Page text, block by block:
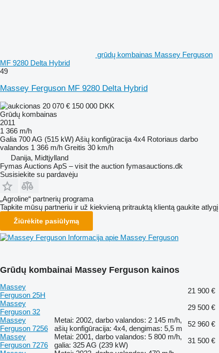
grūdų kombainas Massey Ferguson
MF 9280 Delta Hybrid
49
Massey Ferguson MF 9280 Delta Hybrid
20 070 € 150 000 DKK
Grūdų kombainas
2011
1 366 m/h
Galia 700 AG (515 kW) Ašių konfigūracija 4x4 Rotoriaus darbo
valandos 1 366 m/h Greitis 30 km/h
Danija, Midtjylland
Fymas Auctions ApS – visit the auction fymasauctions.dk
Susisiekite su pardavėju
„Agroline“ partnerių programa
Tapkite mūsų partneriu ir už kiekvieną pritrauktą klientą gaukite atlygį
Žiūrėkite pasiūlymą
Informacija apie Massey Ferguson
Grūdų kombainai Massey Ferguson kainos
Massey
Ferguson 25H
21 900 €
Massey
Ferguson 32
29 500 €
Massey
Ferguson 7256
Metai: 2002, darbo valandos: 2 145 m/h,
ašių konfigūracija: 4x4, dengimas: 5,5 m
52 960 €
Massey
Ferguson 7276
Metai: 2001, darbo valandos: 5 800 m/h,
galia: 325 AG (239 kW)
31 500 €